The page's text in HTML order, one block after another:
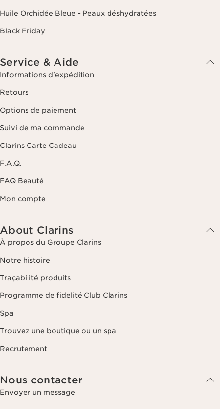
Huile Orchidée Bleue - Peaux déshydratées
Black Friday
Service & Aide
Informations d'expédition
Retours
Options de paiement
Suivi de ma commande
Clarins Carte Cadeau
F.A.Q.
FAQ Beauté
Mon compte
About Clarins
À propos du Groupe Clarins
Notre histoire
Traçabilité produits
Programme de fidelité Club Clarins
Spa
Trouvez une boutique ou un spa
Recrutement
Nous contacter
Envoyer un message